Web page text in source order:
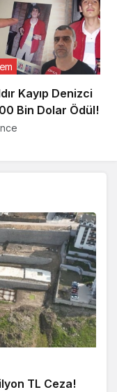
Kayıp Denizci
Bin Dolar Ödül!
TL Ceza!